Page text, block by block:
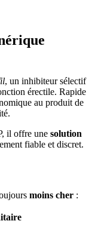
, un inhibiteur sélectif
érectile. Rapide
au produit de
il offre une solution
fiable et discret.
moins cher :